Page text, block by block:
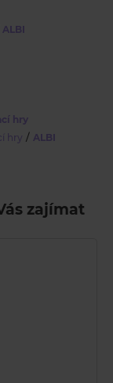
ALBI
hry
hry / ALBI
zajímat